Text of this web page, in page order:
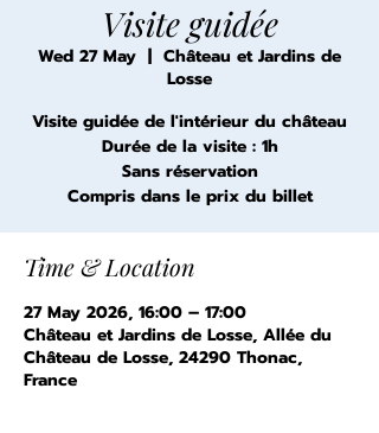
Visite guidée
Wed 27 May
  |
Château et Jardins de
Losse
Visite guidée de l'intérieur du château
Durée de la visite : 1h
Sans réservation
Compris dans le prix du billet
Time & Location
27 May 2026, 16:00 – 17:00
Château et Jardins de Losse, Allée du
Château de Losse, 24290 Thonac,
France